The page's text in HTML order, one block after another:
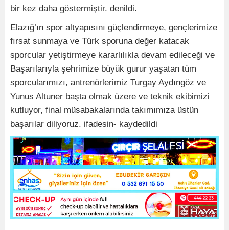
bir kez daha göstermiştir. denildi.
Elazığ’ın spor altyapısını güçlendirmeye, gençlerimize
fırsat sunmaya ve Türk sporuna değer katacak
sporcular yetiştirmeye kararlılıkla devam edileceği ve
Başarılarıyla şehrimize büyük gurur yaşatan tüm
sporcularımızı, antrenörlerimiz Turgay Aydıngöz ve
Yunus Altuner başta olmak üzere ve teknik ekibimizi
kutluyor, final müsabakalarında takımımıza üstün
başarılar diliyoruz. ifadesin- kaydedildi